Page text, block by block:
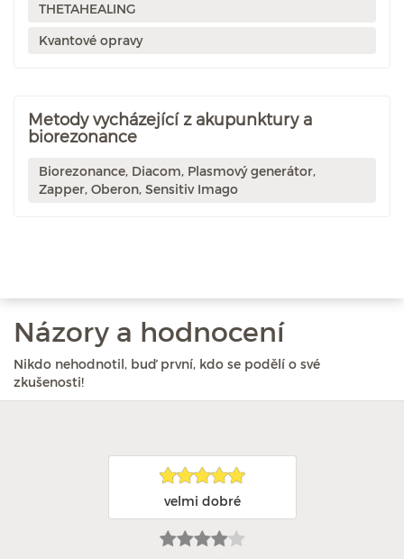
THETAHEALING
Kvantové opravy
Metody vycházející z akupunktury a
biorezonance
Biorezonance, Diacom, Plasmový generátor,
Zapper, Oberon, Sensitiv Imago
Názory a hodnocení
Nikdo nehodnotil, buď první, kdo se podělí o své
zkušenosti!
velmi dobré